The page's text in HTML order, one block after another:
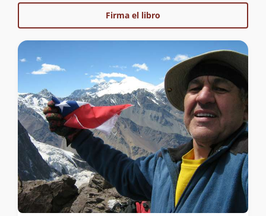
Firma el libro